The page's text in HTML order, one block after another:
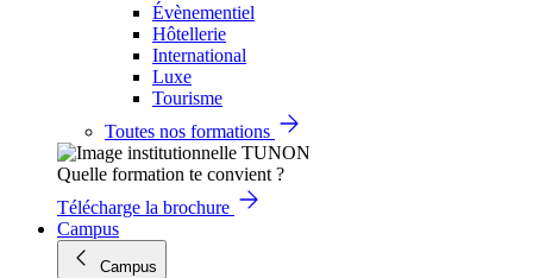
Évènementiel
Hôtellerie
International
Luxe
Tourisme
Toutes nos formations
Quelle formation te convient ?
Télécharge la brochure
Campus
Campus